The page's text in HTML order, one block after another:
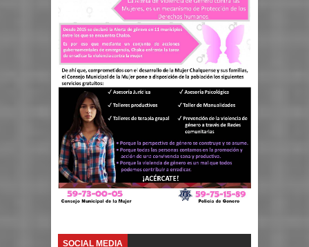
SOCIAL MEDIA